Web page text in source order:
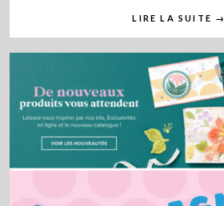
LIRE LA SUITE →